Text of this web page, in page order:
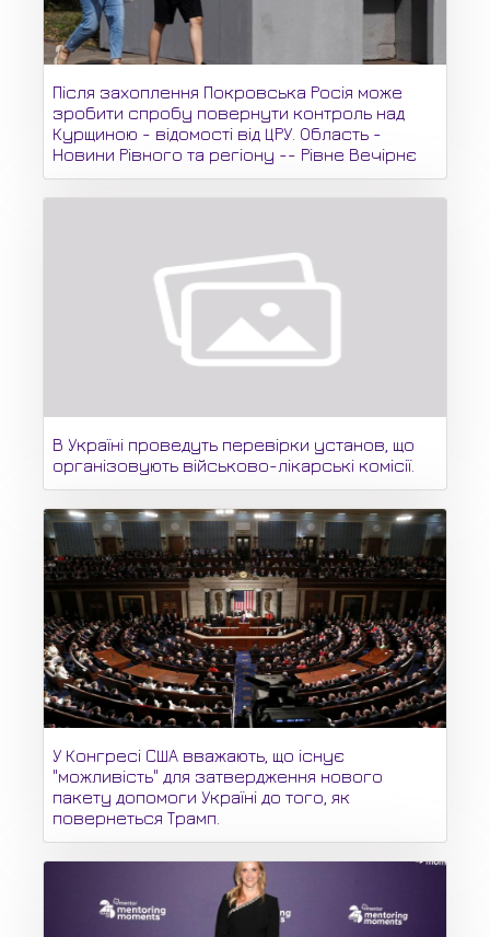
Після захоплення Покровська Росія може
зробити спробу повернути контроль над
Курщиною - відомості від ЦРУ. Область -
Новини Рівного та регіону -- Рівне Вечірнє
В Україні проведуть перевірки установ, що
організовують військово-лікарські комісії.
У Конгресі США вважають, що існує
"можливість" для затвердження нового
пакету допомоги Україні до того, як
повернеться Трамп.